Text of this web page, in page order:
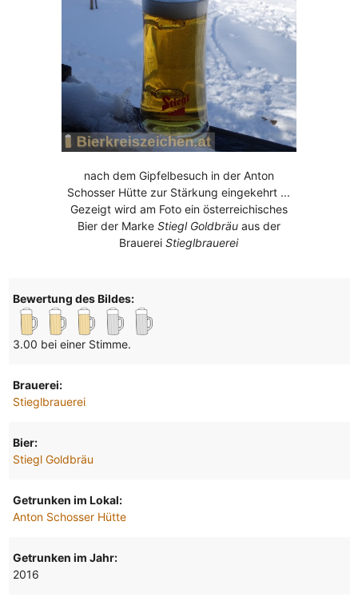
nach dem Gipfelbesuch in der Anton
Schosser Hütte zur Stärkung eingekehrt ...
Gezeigt wird am Foto ein österreichisches
Bier der Marke Stiegl Goldbräuaus der
BrauereiStieglbrauerei
Bewertung des Bildes:
3.00 bei einer Stimme.
Brauerei:
Stieglbrauerei
Bier:
Stiegl Goldbräu
Getrunken im Lokal:
Anton Schosser Hütte
Getrunken im Jahr:
2016